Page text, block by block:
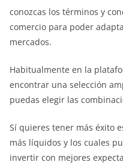
conozcas los términos y
comercio para poder
mercados.
Habitualmente en la
encontrar una selección
puedas elegir las
Sí quieres tener más éxito
más líquidos y los cuales
invertir con mejores